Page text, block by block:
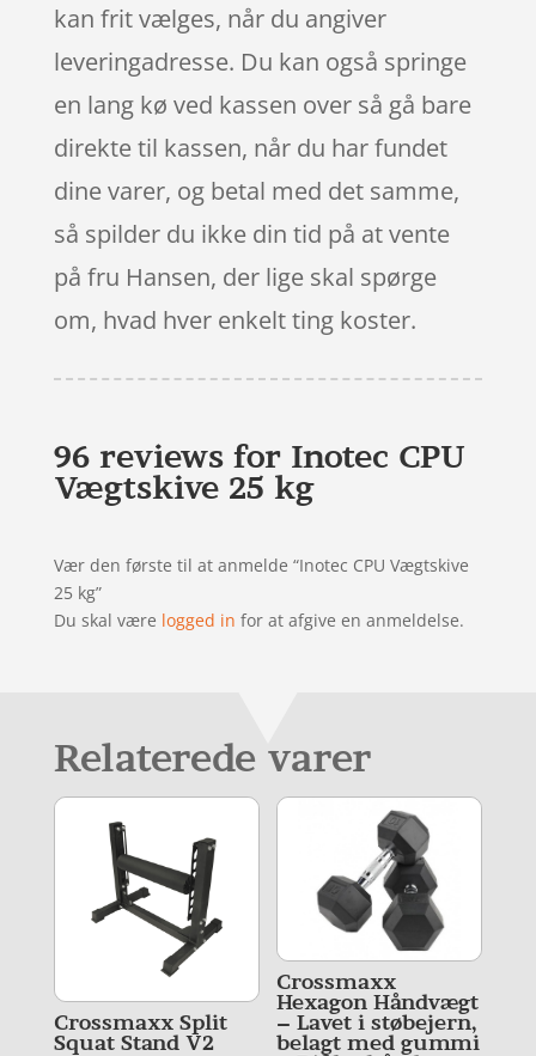
kan frit vælges, når du angiver
leveringadresse. Du kan også springe
en lang kø ved kassen over så gå bare
direkte til kassen, når du har fundet
dine varer, og betal med det samme,
så spilder du ikke din tid på at vente
på fru Hansen, der lige skal spørge
om, hvad hver enkelt ting koster.
96 reviews for Inotec CPU
Vægtskive 25 kg
Vær den første til at anmelde “Inotec CPU Vægtskive
25 kg”
Du skal være logged in for at afgive en anmeldelse.
Relaterede varer
Crossmaxx Split
Squat Stand V2
Crossmaxx
Hexagon Håndvægt
– Lavet i støbejern,
belagt med gummi